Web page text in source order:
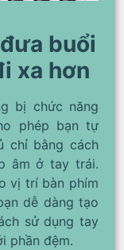
buổi
xa hơn
bị chức năng
phép bạn tự
chỉ bằng cách
âm ở tay trái.
vị trí bàn phím
dễ dàng tạo
sử dụng tay
phần đệm.